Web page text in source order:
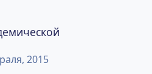
2015